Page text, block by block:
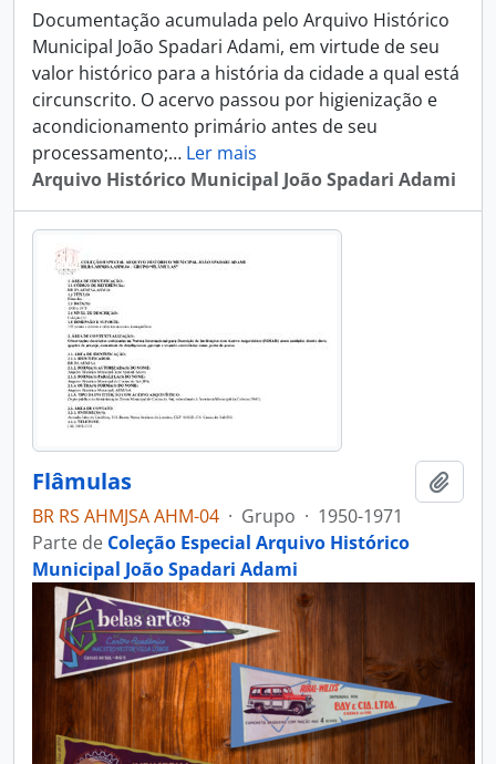
Documentação acumulada pelo Arquivo Histórico
Municipal João Spadari Adami, em virtude de seu
valor histórico para a história da cidade a qual está
circunscrito. O acervo passou por higienização e
acondicionamento primário antes de seu
processamento;… Ler mais
Arquivo Histórico Municipal João Spadari Adami
Flâmulas
BR RS AHMJSA AHM-04 · Grupo · 1950-1971
Parte de Coleção Especial Arquivo Histórico
Municipal João Spadari Adami